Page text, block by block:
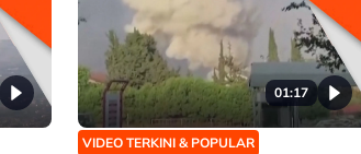
01:17
VIDEO TERKINI & POPULAR